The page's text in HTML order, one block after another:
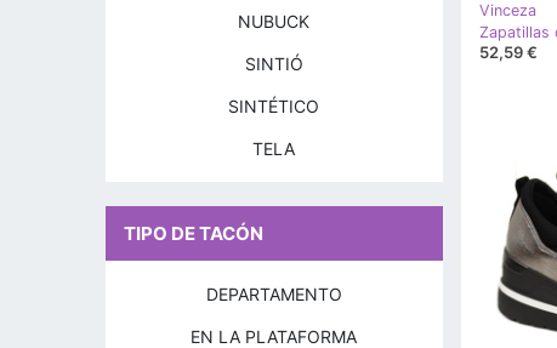
Vinceza
52,59 €
NUBUCK
SINTIÓ
SINTÉTICO
TELA
TIPO DE TACÓN
DEPARTAMENTO
EN LA PLATAFORMA